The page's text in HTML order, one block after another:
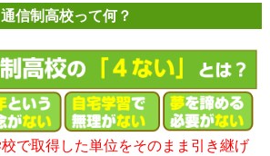
通信制高校って何？
で取得した単位をそのまま引き継げ